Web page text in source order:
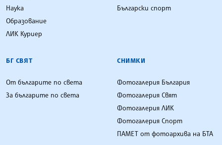
Наука
Образование
ЛИК Куриер
Български спорт
БГ СВЯТ
От българите по света
За българите по света
СНИМКИ
Фотогалерия България
Фотогалерия Свят
Фотогалерия ЛИК
Фотогалерия Спорт
ПАМЕТ от фотоархива на БТА